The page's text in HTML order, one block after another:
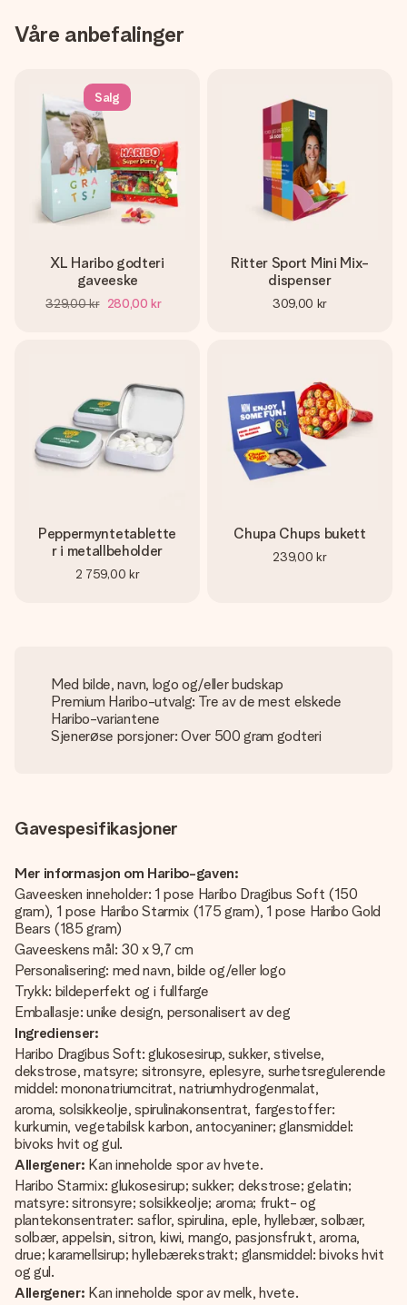
Våre anbefalinger
Salg
XL Haribo godteri
gaveeske
329,00 kr 280,00 kr
Ritter Sport Mini Mix-
dispenser
309,00 kr
Peppermyntetablette
r i metallbeholder
2 759,00 kr
Chupa Chups bukett
239,00 kr
Med bilde, navn, logo og/eller budskap
Premium Haribo-utvalg: Tre av de mest elskede
Haribo-variantene
Sjenerøse porsjoner: Over 500 gram godteri
Gavespesifikasjoner
Mer informasjon om Haribo-gaven:
Gaveesken inneholder: 1 pose Haribo Dragibus Soft (150
gram), 1 pose Haribo Starmix (175 gram), 1 pose Haribo Gold
Bears (185 gram)
Gaveeskens mål: 30 x 9,7 cm
Personalisering: med navn, bilde og/eller logo
Trykk: bildeperfekt og i fullfarge
Emballasje: unike design, personalisert av deg
Ingredienser:
Haribo Dragibus Soft: glukosesirup, sukker, stivelse,
dekstrose, matsyre; sitronsyre, eplesyre, surhetsregulerende
middel: mononatriumcitrat, natriumhydrogenmalat,
aroma, solsikkeolje, spirulinakonsentrat, fargestoffer:
kurkumin, vegetabilsk karbon, antocyaniner; glansmiddel:
bivoks hvit og gul.
Allergener: Kan inneholde spor av hvete.
Haribo Starmix: glukosesirup; sukker; dekstrose; gelatin;
matsyre: sitronsyre; solsikkeolje; aroma; frukt- og
plantekonsentrater: saflor, spirulina, eple, hyllebær, solbær,
solbær, appelsin, sitron, kiwi, mango, pasjonsfrukt, aroma,
drue; karamellsirup; hyllebærekstrakt; glansmiddel: bivoks hvit
og gul.
Allergener: Kan inneholde spor av melk, hvete.